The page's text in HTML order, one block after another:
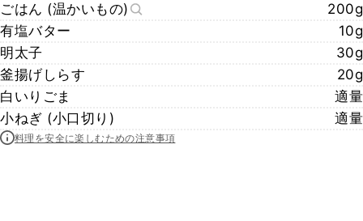
ごはん (温かいもの)
200g
有塩バター
10g
明太子
30g
釜揚げしらす
20g
白いりごま
適量
小ねぎ (小口切り)
適量
料理を安全に楽しむための注意事項